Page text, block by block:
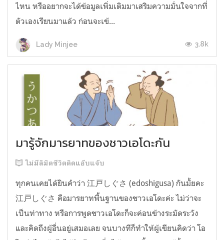
ไหน หรืออยากจะได้ข้อมูลเพิ่มเติมมาเสริมความมั่นใจจากที่
ตัวเองเรียนมาแล้ว ก่อนจะเข้...
Lady Minjee 3.8k
มารู้จักมารยาทของชาวเอโดะกัน
ไม่มีลิมิตชีวิตติดแอ๊บแจ๊บ
ทุกคนเคยได้ยินคำว่า 江戸しぐさ (edoshigusa) กันมั้ยคะ
江戸しぐさ คือมารยาทพื้นฐานของชาวเอโดะค่ะ ไม่ว่าจะ
เป็นท่าทาง หรือการพูดชาวเอโดะก็จะค่อนข้างระมัดระวัง
และคิดถึงผู้อื่นอยู่เสมอเลย จนบางทีก็ทำให้ผู้เขียนคิดว่า โอ